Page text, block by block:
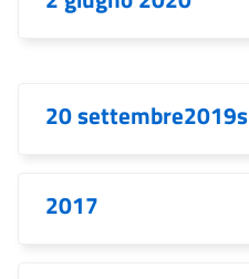
20 settembre2019s
2017